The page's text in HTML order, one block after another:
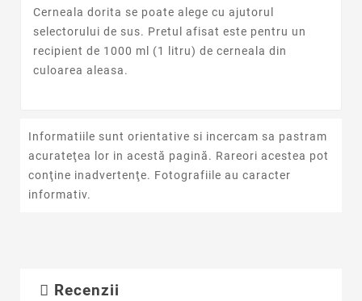
Cerneala dorita se poate alege cu ajutorul
selectorului de sus. Pretul afisat este pentru un
recipient de 1000 ml (1 litru) de cerneala din
culoarea aleasa.
Informatiile sunt orientative si incercam sa pastram
acurateţea lor in acestă pagină. Rareori acestea pot
conţine inadvertenţe. Fotografiile au caracter
informativ.
Recenzii